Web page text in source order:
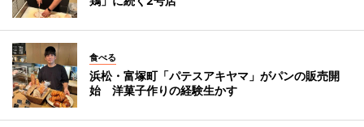
食べる
浜松・富塚町「パテスアキヤマ」がパンの販売開
始 洋菓子作りの経験生かす